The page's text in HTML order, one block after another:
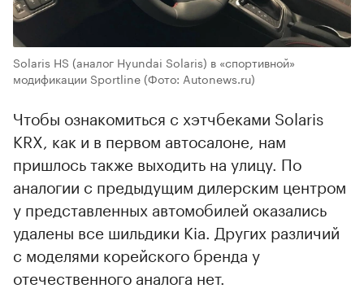
Solaris HS (аналог Hyundai Solaris) в «спортивной»
модификации Sportline(Фото: Autonews.ru)
Чтобы ознакомиться с хэтчбеками Solaris
KRX, как и в первом автосалоне, нам
пришлось также выходить на улицу. По
аналогии с предыдущим дилерским центром
у представленных автомобилей оказались
удалены все шильдики Kia. Других различий
с моделями корейского бренда у
отечественного аналога нет.